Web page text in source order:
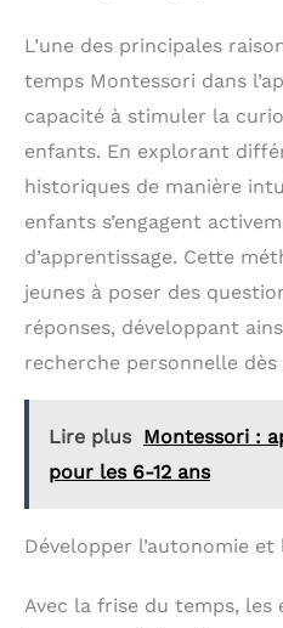
L’une des principales
temps Montessori dans
capacité à stimuler la
enfants. En explorant
historiques de manière
enfants s’engagent
d’apprentissage. Cette
jeunes à poser des
réponses, développant
recherche personnelle dès
Lire plus Montessori :
pour les 6-12 ans
Développer l’autonomie
Avec la frise du temps,